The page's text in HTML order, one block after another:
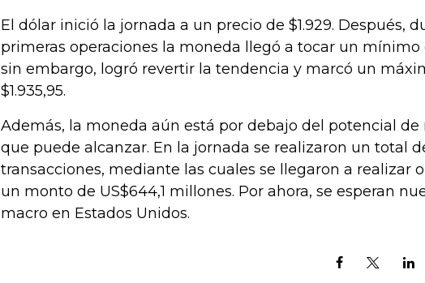
El dólar inició la jornada a un precio de $1.929. Después,
primeras operaciones la moneda llegó a tocar un mínimo
sin embargo, logró revertir la tendencia y marcó un
$1.935,95.
Además, la moneda aún está por debajo del potencial de
que puede alcanzar. En la jornada se realizaron un total
transacciones, mediante las cuales se llegaron a realizar
un monto de US$644,1 millones. Por ahora, se esperan
macro en Estados Unidos.